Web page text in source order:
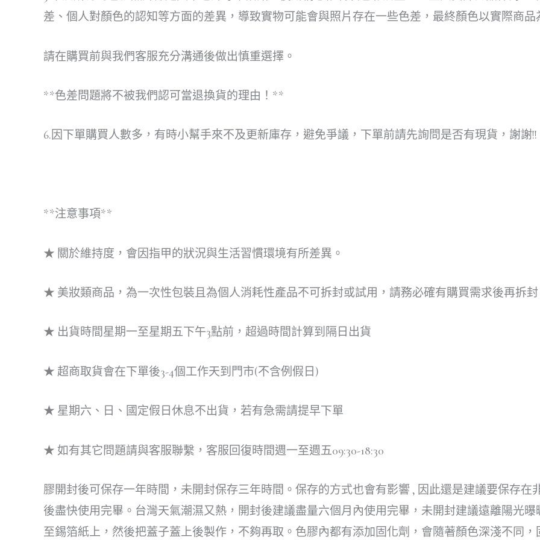
差、個人對顏色的認知等方面的差異，導致實物可能會與照片存在一些色差，最終顏色以實際商品
請在購買前與我們客服充分溝通後做出慎重選擇。
**色差問題將不被我們認可當退換貨的理由！**
6.因下單購買人數多，有時小幫手來不及更新庫存，避免爭議，下單前請先詢問是否有現貨，謝謝!!
**注意事項**
★ 關於維持度，會因指甲的狀況與生活習慣環境有所差異。
★ 美妝類商品，為一次性包裝且為個人消耗性產品不可拆封或試用，請務必確有購買需求後再拆封
★ 出貨時間星期一至星期五下午3點前，超過時間計算到隔日出貨
★ 超商取貨會在下單後3-4個工作天到門市(不含例假日)
★ 星期六、日、國定假日休息不出貨，若有急需請提早下單
★ 如有其它問題請與客服聯繫，客服回復時間週一至週五09:30-18:30
膠開封後可保存一年時間，未開封保存三年時間。保存的方式也會有影響 , 因此還是建議要保存在
後盡快使用完畢。台灣天氣潮濕又熱，開封後建議盡量六個月內使用完畢，未開封建議遠離陽光
至錫箔紙上，然後把蓋子蓋上後製作，不夠再取。色膠內都有添加固化劑，會隨著顏色深淺不同